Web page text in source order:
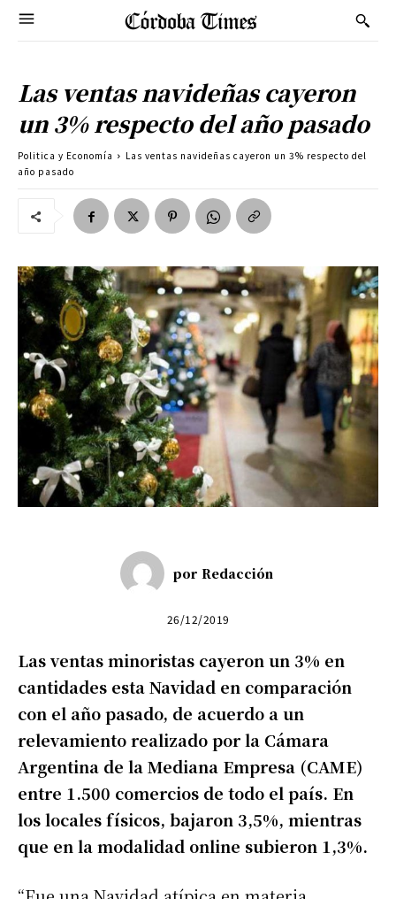
Las ventas navideñas cayeron
un 3% respecto del año pasado
Politica y Economía
Las ventas navideñas cayeron un 3% respecto del
año pasado
por Redacción
26/12/2019
Las ventas minoristas cayeron un 3% en
cantidades esta Navidad en comparación
con el año pasado, de acuerdo a un
relevamiento realizado por la Cámara
Argentina de la Mediana Empresa (CAME)
entre 1.500 comercios de todo el país. En
los locales físicos, bajaron 3,5%, mientras
que en la modalidad online subieron 1,3%.